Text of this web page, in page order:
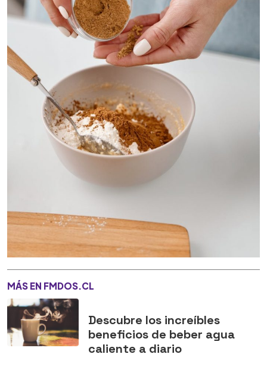
MÁS EN FMDOS.CL
Descubre los increíbles
beneficios de beber agua
caliente a diario